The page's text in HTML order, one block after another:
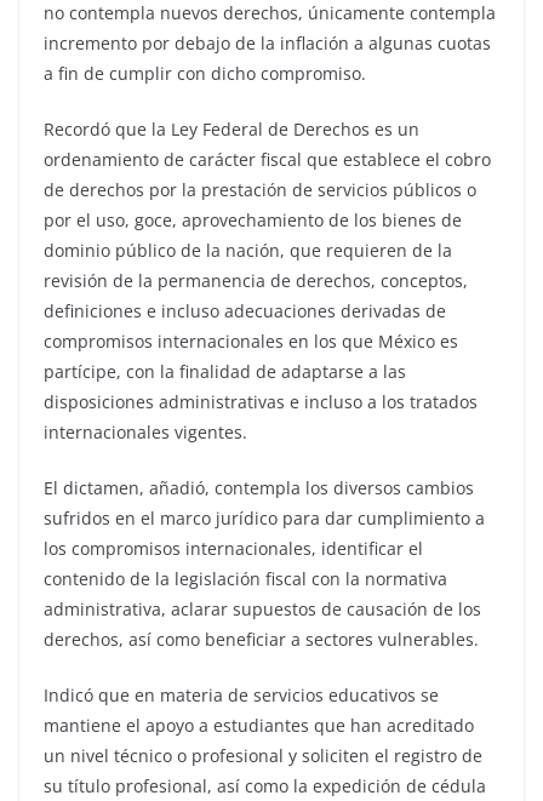
no contempla nuevos derechos, únicamente contempla
incremento por debajo de la inflación a algunas cuotas
a fin de cumplir con dicho compromiso.
Recordó que la Ley Federal de Derechos es un
ordenamiento de carácter fiscal que establece el cobro
de derechos por la prestación de servicios públicos o
por el uso, goce, aprovechamiento de los bienes de
dominio público de la nación, que requieren de la
revisión de la permanencia de derechos, conceptos,
definiciones e incluso adecuaciones derivadas de
compromisos internacionales en los que México es
partícipe, con la finalidad de adaptarse a las
disposiciones administrativas e incluso a los tratados
internacionales vigentes.
El dictamen, añadió, contempla los diversos cambios
sufridos en el marco jurídico para dar cumplimiento a
los compromisos internacionales, identificar el
contenido de la legislación fiscal con la normativa
administrativa, aclarar supuestos de causación de los
derechos, así como beneficiar a sectores vulnerables.
Indicó que en materia de servicios educativos se
mantiene el apoyo a estudiantes que han acreditado
un nivel técnico o profesional y soliciten el registro de
su título profesional, así como la expedición de cédula